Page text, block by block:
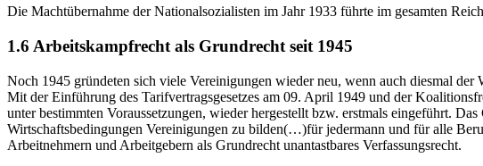
Die Machtübernahme der Nationalsozialisten im Jahr 1933 führte im gesamten
1.6 Arbeitskampfrecht als Grundrecht seit 1945
Noch 1945 gründeten sich viele Vereinigungen wieder neu, wenn auch diesmal
Mit der Einführung des Tarifvertragsgesetzes am 09. April 1949 und der
unter bestimmten Voraussetzungen, wieder hergestellt bzw. erstmals eingeführt.
Wirtschaftsbedingungen Vereinigungen zu bilden(…)für jedermann und für alle
Arbeitnehmern und Arbeitgebern als Grundrecht unantastbares Verfassungsrecht.